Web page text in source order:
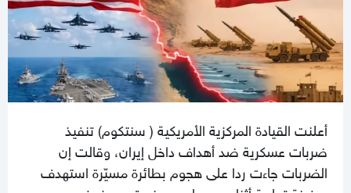
أعلنت القيادة المركزية الأمريكية ( سنتكوم) تنفيذ
ضربات عسكرية ضد أهداف داخل إيران، وقالت إن
الضربات جاءت ردا على هجوم بطائرة مسيّرة استهدف